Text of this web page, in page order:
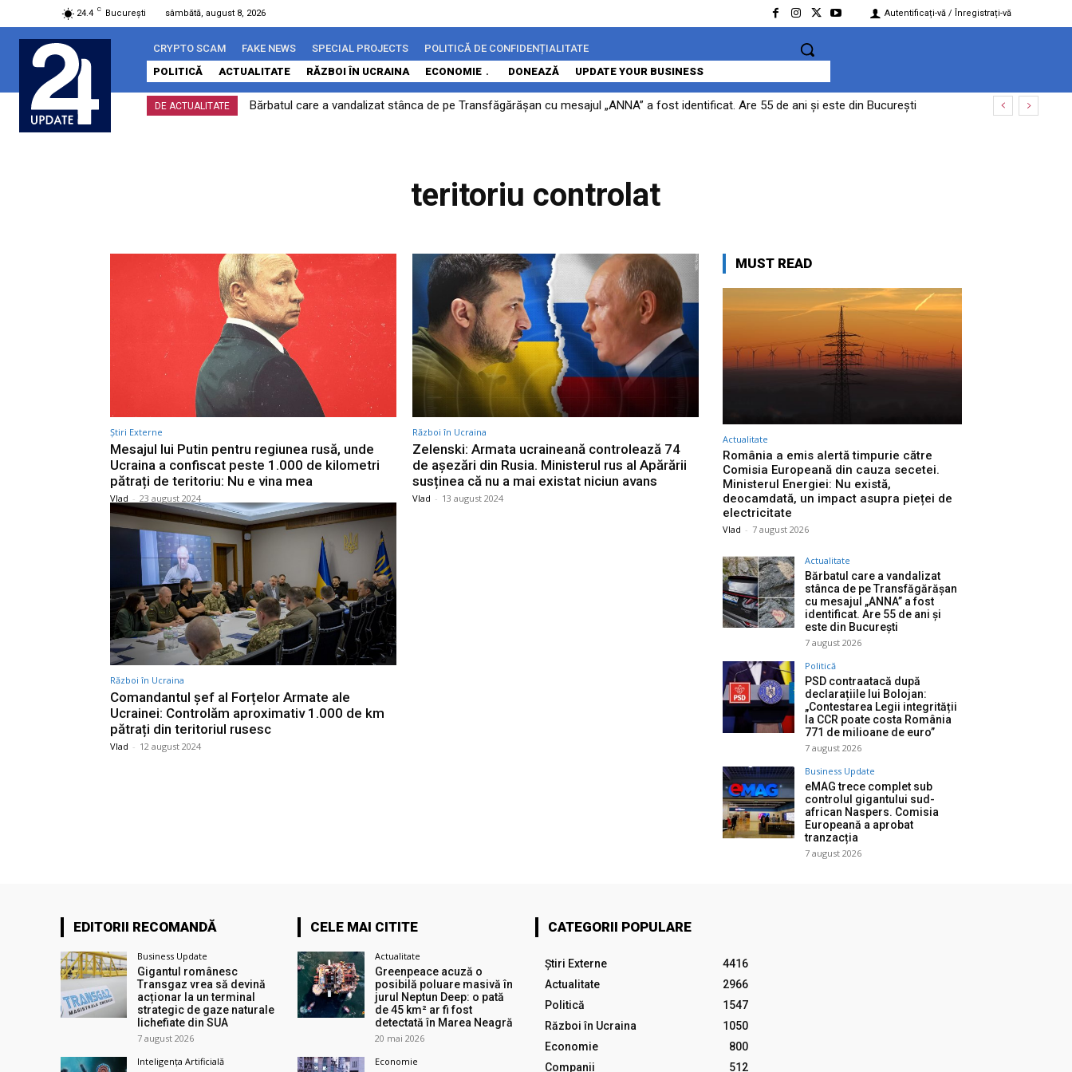
24.4 C București sâmbătă, august 8, 2026 Autentificați-vă / Înregistrați-vă
CRYPTO SCAM FAKE NEWS SPECIAL PROJECTS
POLITICĂ DE CONFIDENȚIALITATE
POLITICĂ
ACTUALITATE RĂZBOI ÎN UCRAINA ECONOMIE DONEAZĂ UPDATE YOUR BUSINESS
DE ACTUALITATE Bărbatul care a vandalizat stânca de pe Transfăgărășan cu mesajul „ANNA” a fost identificat. Are 55 de ani și este din București
teritoriu controlat
Știri Externe
Mesajul lui Putin pentru regiunea rusă, unde
Ucraina a confiscat peste 1.000 de kilometri
pătrați de teritoriu: Nu e vina mea
Vlad - 23 august 2024
Război în Ucraina
Zelenski: Armata ucraineană controlează 74
de așezări din Rusia. Ministerul rus al Apărării
susținea că nu a mai existat niciun avans
Vlad - 13 august 2024
Război în Ucraina
Comandantul șef al Forțelor Armate ale
Ucrainei: Controlăm aproximativ 1.000 de km
pătrați din teritoriul rusesc
Vlad - 12 august 2024
MUST READ
Actualitate
România a emis alertă timpurie către
Comisia Europeană din cauza secetei.
Ministerul Energiei: Nu există,
deocamdată, un impact asupra pieței de
electricitate
Vlad - 7 august 2026
Actualitate
Bărbatul care a vandalizat
stânca de pe Transfăgărășan
cu mesajul „ANNA” a fost
identificat. Are 55 de ani și
este din București
7 august 2026
Politică
PSD contraatacă după
declarațiile lui Bolojan:
„Contestarea Legii integrității
la CCR poate costa România
771 de milioane de euro”
7 august 2026
Business Update
eMAG trece complet sub
controlul gigantului sud-
african Naspers. Comisia
Europeană a aprobat
tranzacția
7 august 2026
EDITORII RECOMANDĂ
Business Update
Gigantul românesc
Transgaz vrea să devină
acționar la un terminal
strategic de gaze naturale
lichefiate din SUA
7 august 2026
Inteligența Artificială
CELE MAI CITITE
Actualitate
Greenpeace acuză o
posibilă poluare masivă în
jurul Neptun Deep: o pată
de 45 km² ar fi fost
detectată în Marea Neagră
20 mai 2026
Economie
CATEGORII POPULARE
Știri Externe
4416
Actualitate
2966
Politică
1547
Război în Ucraina
1050
Economie
800
Companii
512